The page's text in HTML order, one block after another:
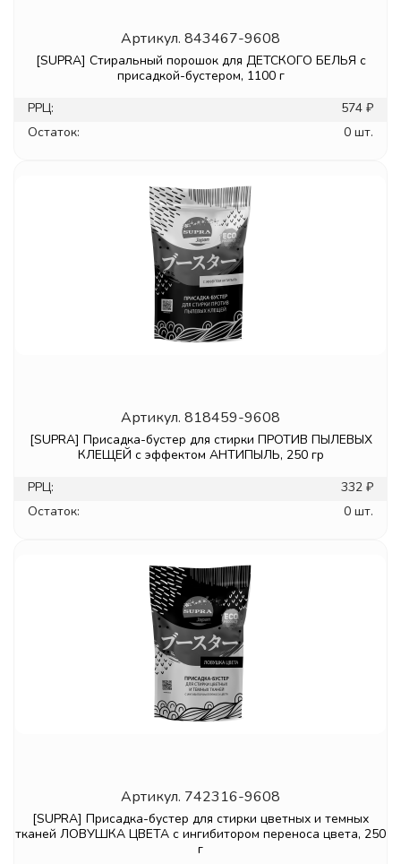
Артикул. 843467-9608
[SUPRA] Стиральный порошок для ДЕТСКОГО БЕЛЬЯ с
присадкой-бустером, 1100 г
РРЦ:
574 ₽
Остаток:
0 шт.
Артикул. 818459-9608
[SUPRA] Присадка-бустер для стирки ПРОТИВ ПЫЛЕВЫХ
КЛЕЩЕЙ с эффектом АНТИПЫЛЬ, 250 гр
РРЦ:
332 ₽
Остаток:
0 шт.
Артикул. 742316-9608
[SUPRA] Присадка-бустер для стирки цветных и темных
тканей ЛОВУШКА ЦВЕТА с ингибитором переноса цвета, 250
г